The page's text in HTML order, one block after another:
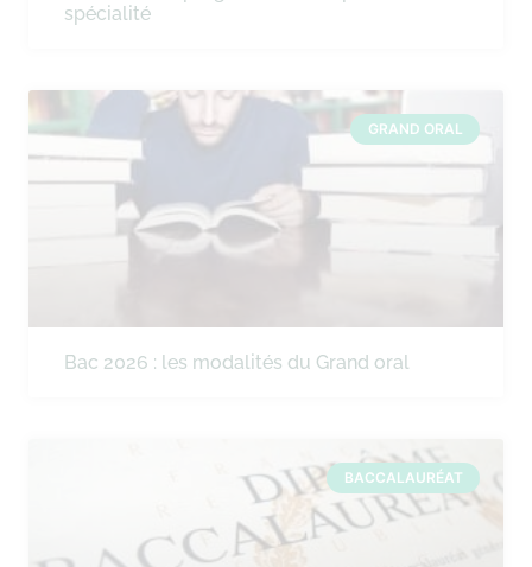
spécialité
GRAND ORAL
Bac 2026 : les modalités du Grand oral
BACCALAURÉAT